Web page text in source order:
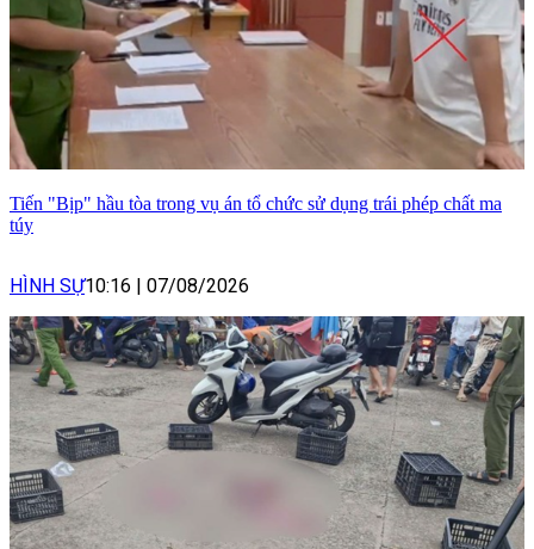
Tiến "Bịp" hầu tòa trong vụ án tổ chức sử dụng trái phép chất ma
túy
HÌNH SỰ10:16 | 07/08/2026